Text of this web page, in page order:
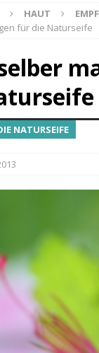
HAUT
für die Naturseife
NATURSEIFE